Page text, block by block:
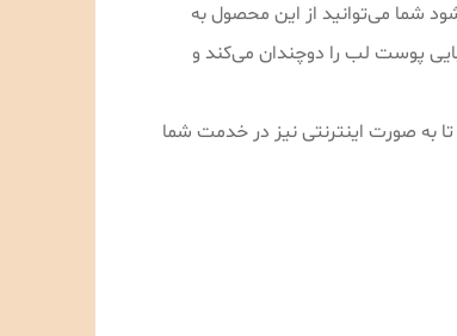
تستر بوده که برای شما ارسال می‌شود شما می‌توانید از این محصول به
پوست لب را دوچندان می‌کند و
است تا به صورت اینترنتی نیز در خدمت شما